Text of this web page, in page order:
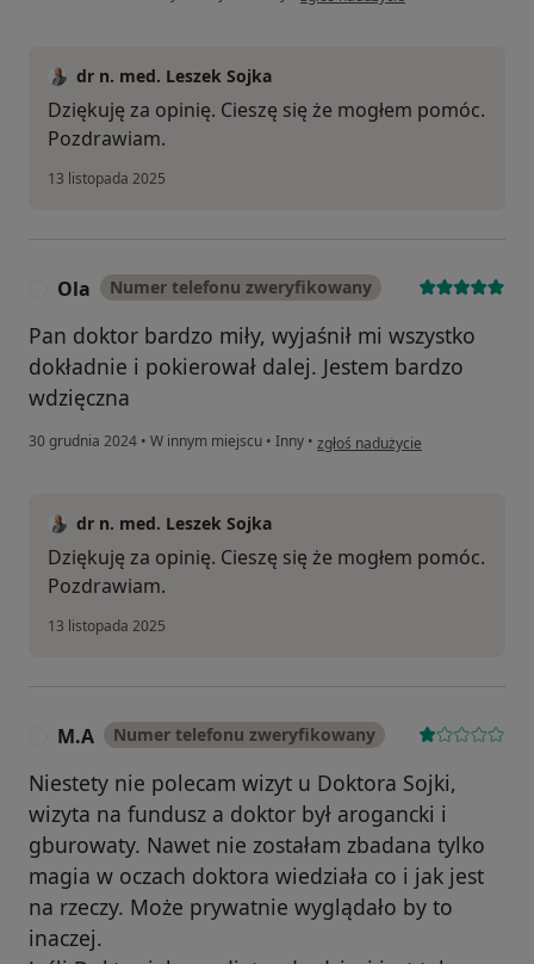
dr n. med. Leszek Sojka
Dziękuję za opinię. Cieszę się że mogłem pomóc.
Pozdrawiam.
13 listopada 2025
Ola Numer telefonu zweryfikowany
Pan doktor bardzo miły, wyjaśnił mi wszystko
dokładnie i pokierował dalej. Jestem bardzo
wdzięczna
30 grudnia 2024 • W innym miejscu • Inny • w opinii użytkownika Ola
zgłoś nadużycie
dr n. med. Leszek Sojka
Dziękuję za opinię. Cieszę się że mogłem pomóc.
Pozdrawiam.
13 listopada 2025
M.A Numer telefonu zweryfikowany
Niestety nie polecam wizyt u Doktora Sojki,
wizyta na fundusz a doktor był arogancki i
gburowaty. Nawet nie zostałam zbadana tylko
magia w oczach doktora wiedziała co i jak jest
na rzeczy. Może prywatnie wyglądało by to
inaczej.